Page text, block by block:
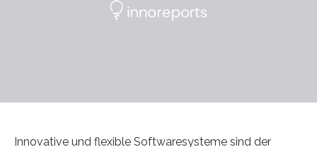
Innovative und flexible Softwaresysteme sind der